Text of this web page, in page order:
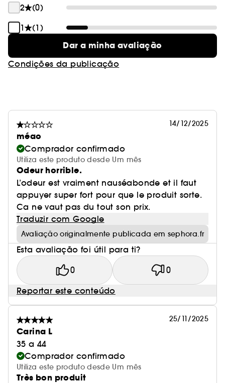
2
(0)
1
(1)
Dar a minha avaliação
Condições da publicação
14/12/2025
méao
Comprador confirmado
Utiliza este produto desde Um mês
Odeur horrible.
L’odeur est vraiment nauséabonde et il faut
appuyer super fort pour que le produit sorte.
Ca ne vaut pas du tout son prix.
Traduzir com Google
Avaliação originalmente publicada em sephora.fr
Esta avaliação foi útil para ti?
0 0
Reportar este conteúdo
25/11/2025
Carina L
35 a 44
Comprador confirmado
Utiliza este produto desde Um mês
Très bon produit